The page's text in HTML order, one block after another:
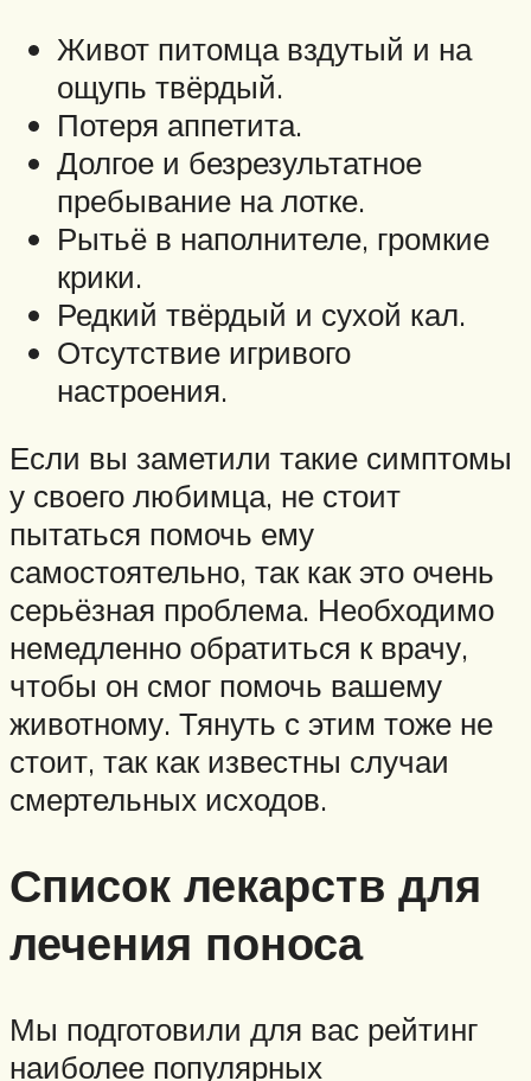
Живот питомца вздутый и на
ощупь твёрдый.
Потеря аппетита.
Долгое и безрезультатное
пребывание на лотке.
Рытьё в наполнителе, громкие
крики.
Редкий твёрдый и сухой кал.
Отсутствие игривого
настроения.
Если вы заметили такие симптомы
у своего любимца, не стоит
пытаться помочь ему
самостоятельно, так как это очень
серьёзная проблема. Необходимо
немедленно обратиться к врачу,
чтобы он смог помочь вашему
животному. Тянуть с этим тоже не
стоит, так как известны случаи
смертельных исходов.
Список лекарств для
лечения поноса
Мы подготовили для вас рейтинг
наиболее популярных